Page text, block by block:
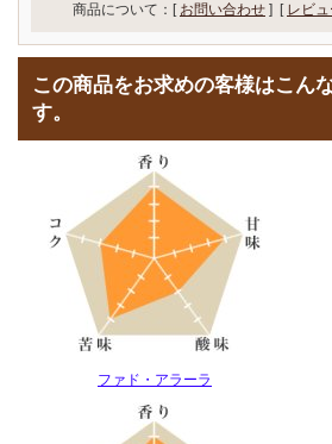
商品について：[ お問い合わせ ] [ レビュ
この商品をお求めの客様はこん
す。
ファド・アラーラ